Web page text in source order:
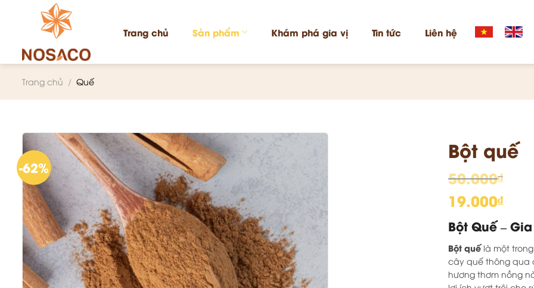
dung
Trang chủ Sản phẩm Khám phá gia vị Tin tức Liên hệ
Trang chủ / Quế
-62%
Bột quế
50.000₫
Giá
gốc
là:
50.000₫.
19.000₫
Giá
hiện
tại
là:
19.000₫.
Bột Quế –
Bột quếlà một
cây quế thông qua
hương thơm nồng